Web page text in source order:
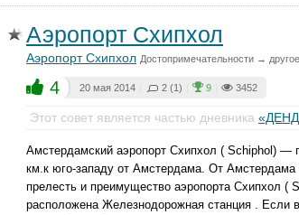
Аэропорт Схипхол
Аэропорт Схипхол Достопримечательности → другое
4 20 мая 2014 2 (1) 9 3452
Этот совет является частью дневника
Амстердамский аэропорт Схипхол ( Schiphol) —
км.к юго-западу от Амстердама. От Амстердама
прелесть и преимущество аэропорта Схипхол (
расположена Железнодорожная станция . Если